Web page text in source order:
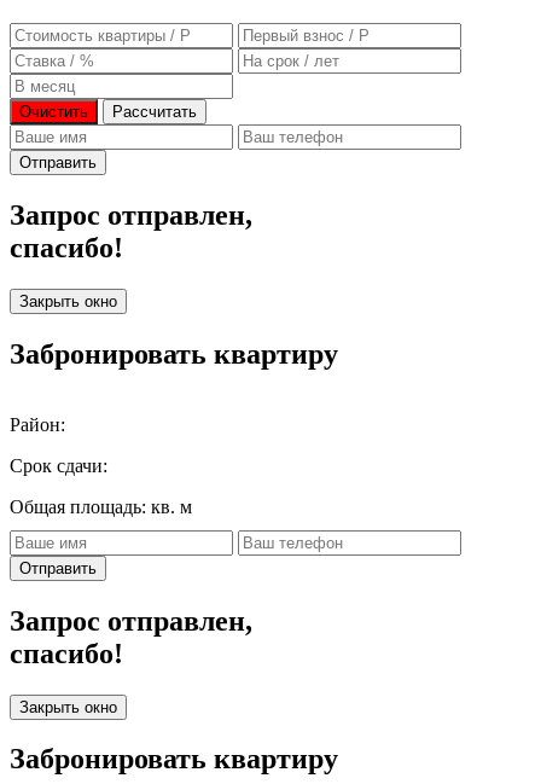
Очистить Рассчитать
Отправить
Запрос отправлен,
спасибо!
Закрыть окно
Забронировать квартиру
Район:
Срок сдачи:
Общая площадь: кв. м
Отправить
Запрос отправлен,
спасибо!
Закрыть окно
Забронировать квартиру